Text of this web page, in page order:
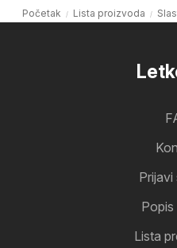
Početak Lista proizvoda
Prijavi
Popis
Lista